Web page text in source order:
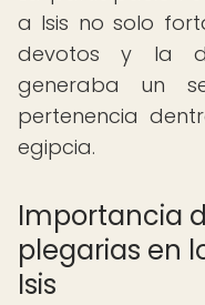
a Isis no solo
devotos y la
generaba un
pertenencia
egipcia.
Importancia
plegarias en
Isis